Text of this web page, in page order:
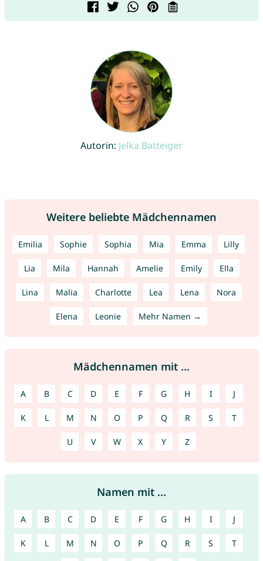
Autorin: Jelka Batteiger
Weitere beliebte Mädchennamen
Emilia Sophie Sophia Mia Emma Lilly
Lia Mila Hannah Amelie Emily Ella
Lina Malia Charlotte Lea Lena Nora
Elena Leonie Mehr Namen →
Mädchennamen mit ...
A B C D E F G H I J
K L M N O P Q R S T
U V W X Y Z
Namen mit ...
A B C D E F G H I J
K L M N O P Q R S T